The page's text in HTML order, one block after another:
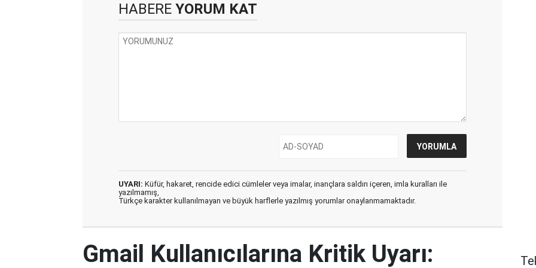
HABERE YORUM KAT
UYARI: Küfür, hakaret, rencide edici cümleler veya imalar, inançlara saldırı içeren, imla kuralları ile
yazılmamış,
Türkçe karakter kullanılmayan ve büyük harflerle yazılmış yorumlar onaylanmamaktadır.
Gmail Kullanıcılarına Kritik Uyarı: